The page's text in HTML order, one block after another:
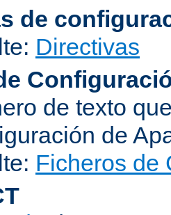
de
Directivas
de texto
de
Ficheros de